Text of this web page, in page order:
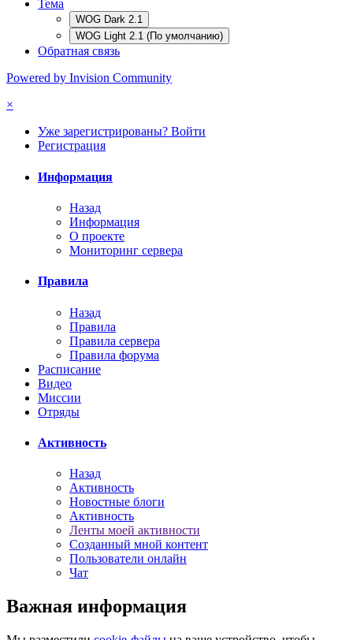
Тема
WOG Dark 2.1
WOG Light 2.1 (По умолчанию)
Обратная связь
Powered by Invision Community
×
Уже зарегистрированы? Войти
Регистрация
Информация
Назад
Информация
О проекте
Мониторинг сервера
Правила
Назад
Правила
Правила сервера
Правила форума
Расписание
Видео
Миссии
Отряды
Активность
Назад
Активность
Новостные блоги
Активность
Ленты моей активности
Созданный мной контент
Пользователи онлайн
Чат
Важная информация